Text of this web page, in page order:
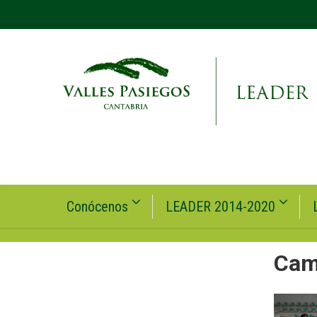
Conócenos LEADER 2014-2020